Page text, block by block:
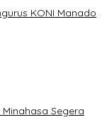
KONI Manado
Segera